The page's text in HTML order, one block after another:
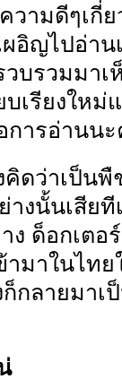
ามดีๆเกี่
อิญไปอ่าน
บรวมมา
เรียงใหม่
การอ่านน
ดว่าเป็น
งนั้นเสีย
ด็อกเตอ
มาในไท
กลายมาเ